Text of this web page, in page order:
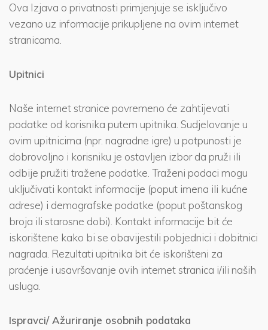
Ova Izjava o privatnosti primjenjuje se isključivo
vezano uz informacije prikupljene na ovim internet
stranicama.
Upitnici
Naše internet stranice povremeno će zahtijevati
podatke od korisnika putem upitnika. Sudjelovanje u
ovim upitnicima (npr. nagradne igre) u potpunosti je
dobrovoljno i korisniku je ostavljen izbor da pruži ili
odbije pružiti tražene podatke. Traženi podaci mogu
uključivati kontakt informacije (poput imena ili kućne
adrese) i demografske podatke (poput poštanskog
broja ili starosne dobi). Kontakt informacije bit će
iskorištene kako bi se obavijestili pobjednici i dobitnici
nagrada. Rezultati upitnika bit će iskorišteni za
praćenje i usavršavanje ovih internet stranica i/ili naših
usluga.
Ispravci/ Ažuriranje osobnih podataka